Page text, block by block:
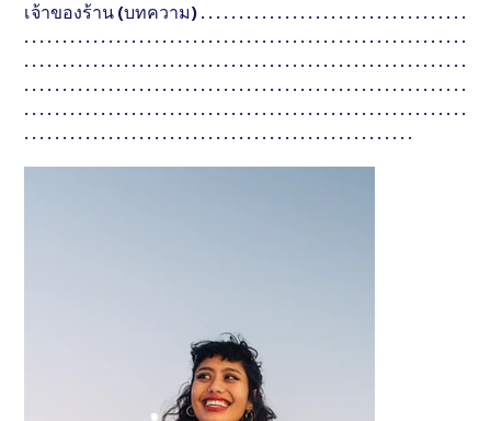
เจ้าของร้าน (บทความ) . . . . . . . . . . . . . . . . . . . . . . . . . . . . . . . . . . .
. . . . . . . . . . . . . . . . . . . . . . . . . . . . . . . . . . . . . . . . . . . . . . . . . . . . . . . . . .
. . . . . . . . . . . . . . . . . . . . . . . . . . . . . . . . . . . . . . . . . . . . . . . . . . . . . . . . . .
. . . . . . . . . . . . . . . . . . . . . . . . . . . . . . . . . . . . . . . . . . . . . . . . . . . . . . . . . .
. . . . . . . . . . . . . . . . . . . . . . . . . . . . . . . . . . . . . . . . . . . . . . . . . . . . . . . . . .
. . . . . . . . . . . . . . . . . . . . . . . . . . . . . . . . . . . . . . . . . . . . . . . . . . .